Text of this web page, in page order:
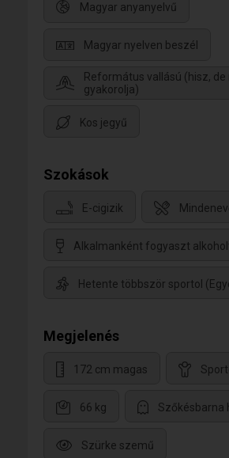
Magyar anyanyelvű
Magyar nyelven beszél
Református vallású (hisz, de
gyakorolja)
Kos jegyű
Szokások
E-cigizik
Alkalmanként fogyaszt
Hetente többször sportol
Megjelenés
172 cm magas
66 kg Szőkésbarna
Szürke szemű